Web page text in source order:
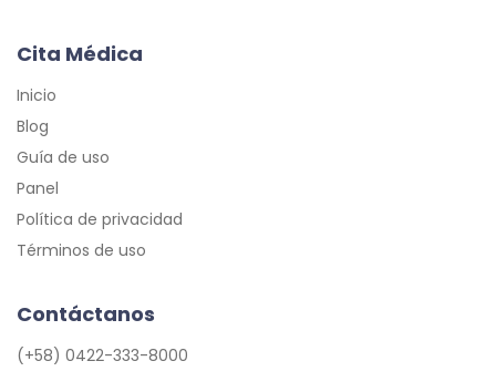
Cita Médica
Inicio
Blog
Guía de uso
Panel
Política de privacidad
Términos de uso
Contáctanos
(+58) 0422-333-8000